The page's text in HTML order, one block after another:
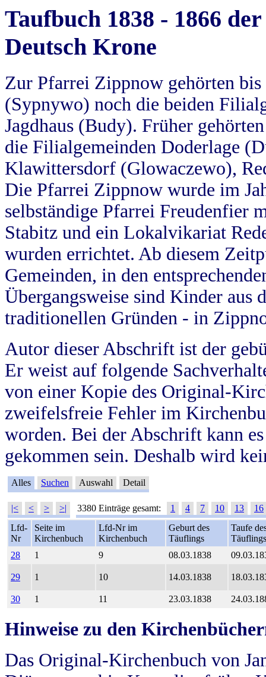
Taufbuch 1838 - 1866
Deutsch Krone
Zur Pfarrei Zippnow gehörten
(Sypnywo) noch die beiden
Jagdhaus (Budy). Früher
die Filialgemeinden Doderlage
Klawittersdorf (Glowaczewo),
Die Pfarrei Zippnow wurde im
selbständige Pfarrei Freudenfier
Stabitz und ein Lokalvikariat
wurden errichtet. Ab diesem
Gemeinden, in den
Übergangsweise sind Kinder aus
traditionellen Gründen - in
Autor dieser Abschrift ist der
Er weist auf folgende
von einer Kopie des Original-
zweifelsfreie Fehler im
worden. Bei der Abschrift kann
gekommen sein. Deshalb wird
Alles Suchen Auswahl Detail
|< < > >| 3380 Einträge gesamt: 1 4 7 10 13
16
Lfd-
Nr
Seite im
Kirchenbuch
Lfd-Nr im
Kirchenbuch
Geburt des
Täuflings
Taufe
Täuflings
28
1 9 08.03.1838
29 1 10 14.03.1838
30 1 11 23.03.1838
Hinweise zu den
Das Original-Kirchenbuch von